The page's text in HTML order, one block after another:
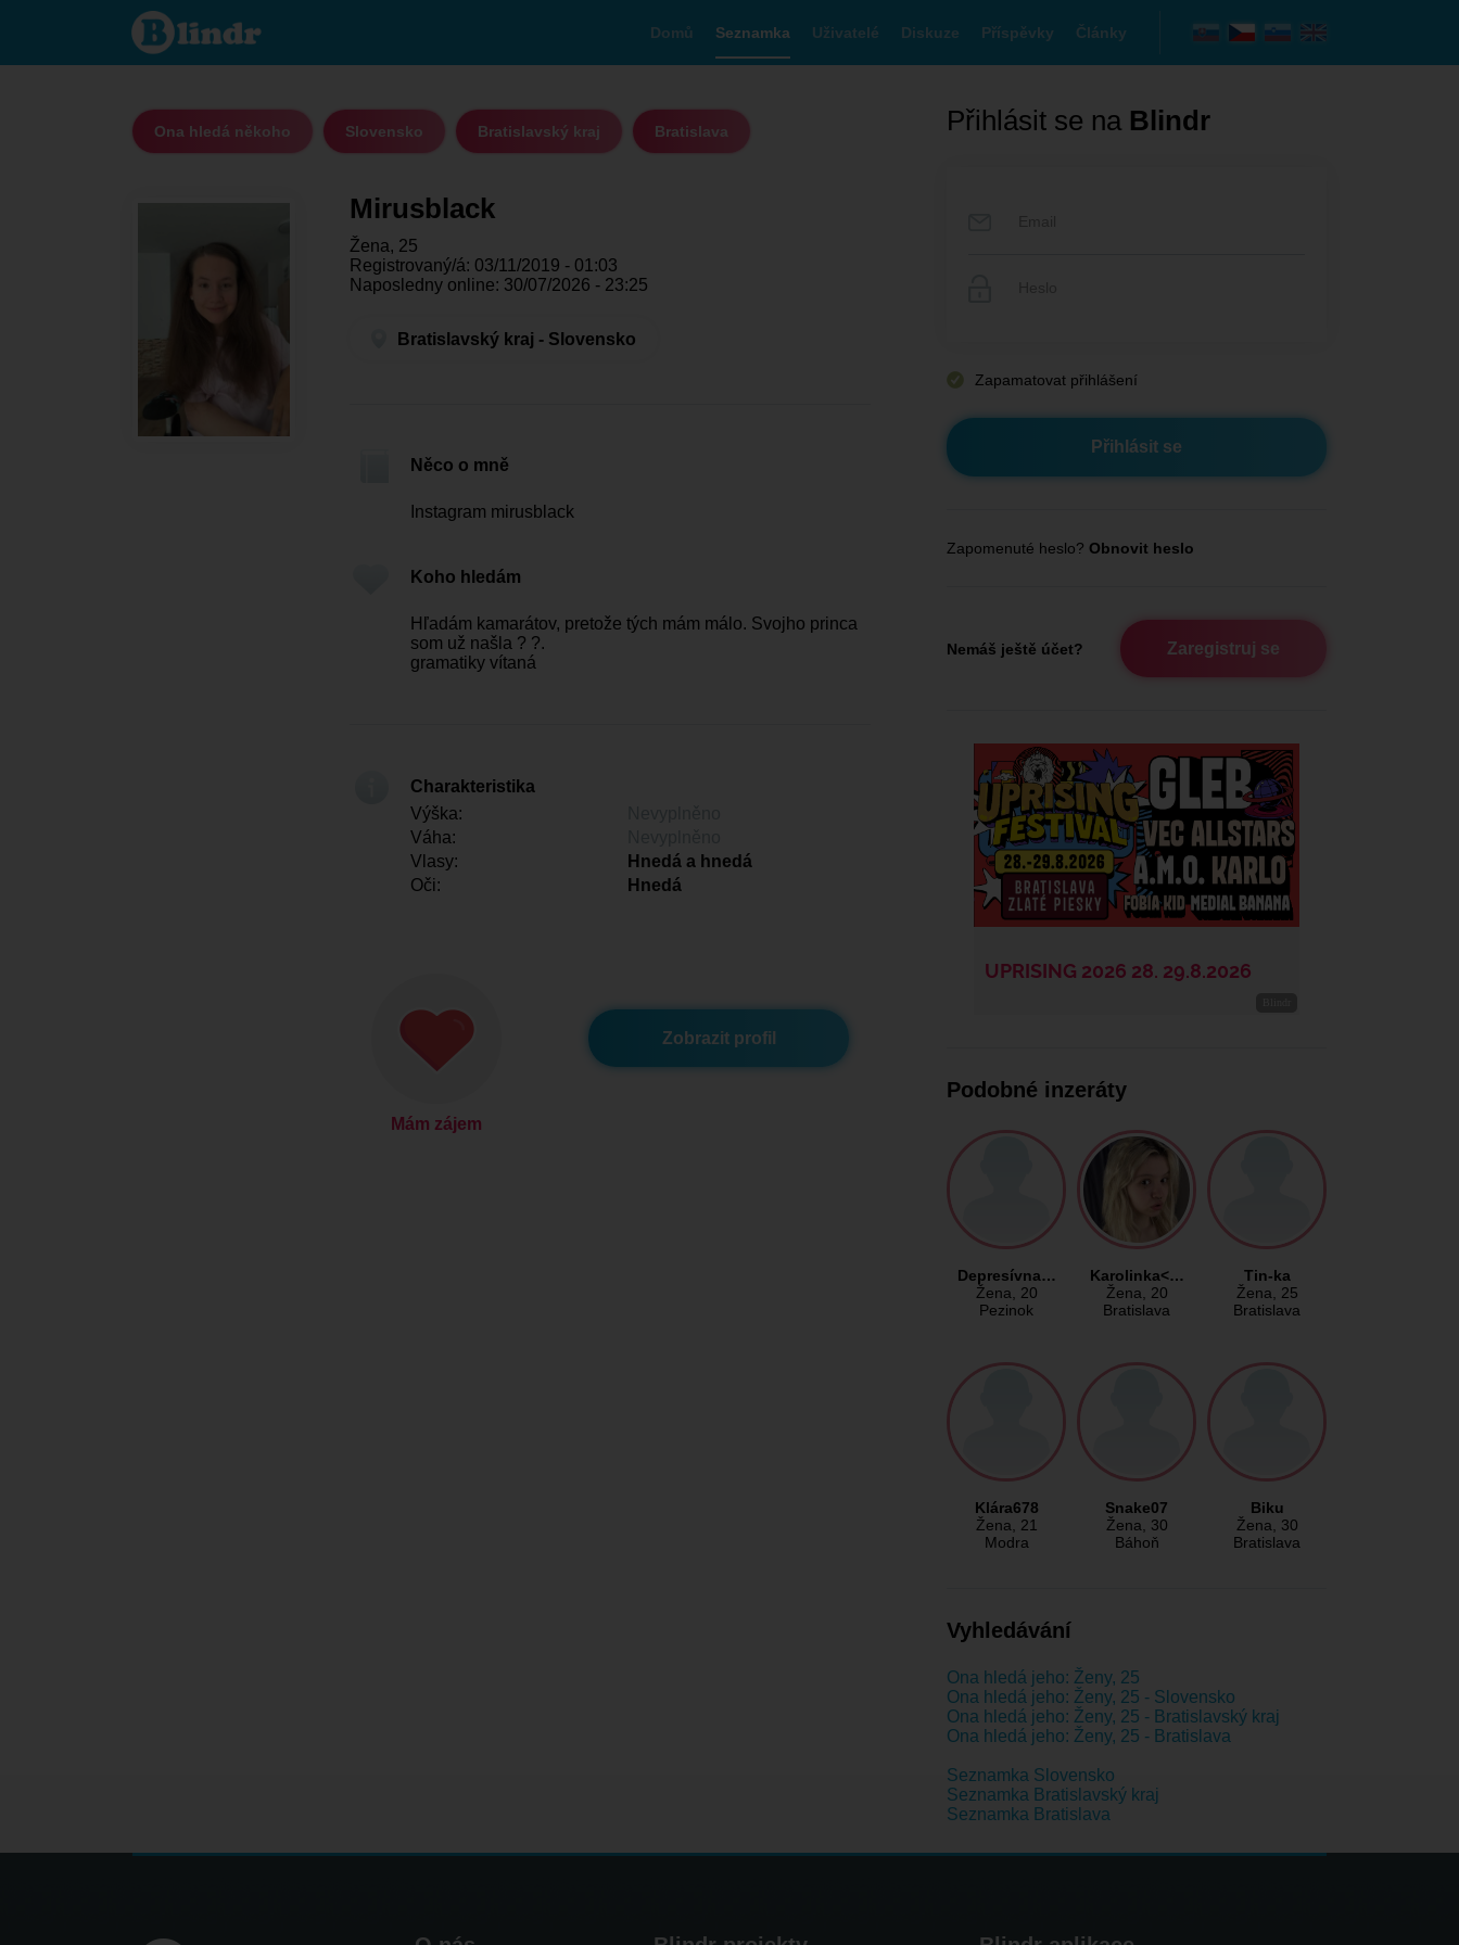
Mirusblack -
Ona hledá
někoho
Domů Seznamka Uživatelé Diskuze Příspěvky Články
Ona hledá někoho Slovensko Bratislavský kraj Bratislava
Mirusblack
Žena, 25
Registrovaný/á: 03/11/2019 - 01:03
Naposledny online: 30/07/2026 - 23:25
Bratislavský kraj - Slovensko
Něco o mně
Instagram mirusblack
Koho hledám
Hľadám kamarátov, pretože tých mám málo. Svojho princa
som už našla ? ?.
gramatiky vítaná
Charakteristika
Výška:
Váha:
Vlasy:
Hnedá a hnedá
Oči:
Hnedá
Mám zájem
Zobrazit profil
Přihlásit se na Blindr
Zapamatovat přihlášení
Zapomenuté heslo? Obnovit heslo
Nemáš ještě účet? Zaregistruj se
Podobné inzeráty
Depresívna…
Žena, 20
Pezinok
Karolinka<…
Žena, 20
Bratislava
Tin-ka
Žena, 25
Bratislava
Klára678
Žena, 21
Modra
Snake07
Žena, 30
Báhoň
Biku
Žena, 30
Bratislava
Vyhledávání
Ona hledá jeho: Ženy, 25
Ona hledá jeho: Ženy, 25 - Slovensko
Ona hledá jeho: Ženy, 25 - Bratislavský kraj
Ona hledá jeho: Ženy, 25 - Bratislava
Seznamka Slovensko
Seznamka Bratislavský kraj
Seznamka Bratislava